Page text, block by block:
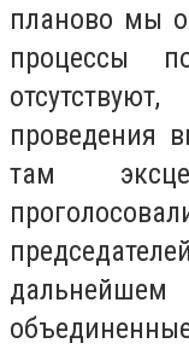
планово мы
процессы
проведения
там